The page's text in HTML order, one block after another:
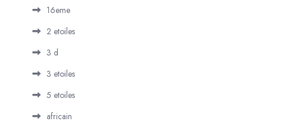
16eme
2 etoiles
3 d
3 etoiles
5 etoiles
africain